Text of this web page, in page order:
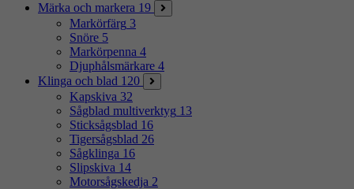
Märka och markera 19
Markörfärg 3
Snöre 5
Markörpenna 4
Djuphålsmärkare 4
Klinga och blad 120
Kapskiva 32
Sågblad multiverktyg 13
Sticksågsblad 16
Tigersågsblad 26
Sågklinga 16
Slipskiva 14
Motorsågskedja 2